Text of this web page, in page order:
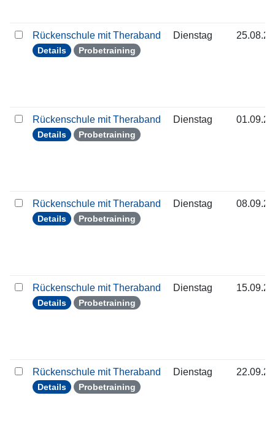
Rückenschule mit Theraband
Details Probetraining
Dienstag
Rückenschule mit Theraband
Details Probetraining
Dienstag
Rückenschule mit Theraband
Details Probetraining
Dienstag
Rückenschule mit Theraband
Details Probetraining
Dienstag
Rückenschule mit Theraband
Details Probetraining
Dienstag